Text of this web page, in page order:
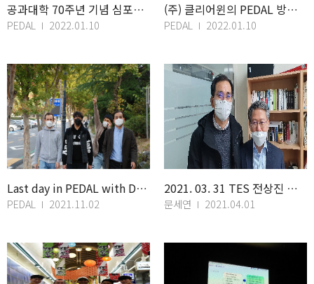
공과대학 70주년 기념 심포지엄 발표
PEDAL 2022.01.10
(주) 클리어윈의 PEDAL 방문을 환영합니다.
PEDAL 2022.01.10
Last day in PEDAL with Dr. Rodolphe Mauchauffe
PEDAL 2021.11.02
2021. 03. 31 TES 전상진 상무님 연구실 방문
문세연 2021.04.01